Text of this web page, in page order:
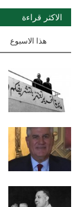
الاكثر قراءة
هذا الاسبوع